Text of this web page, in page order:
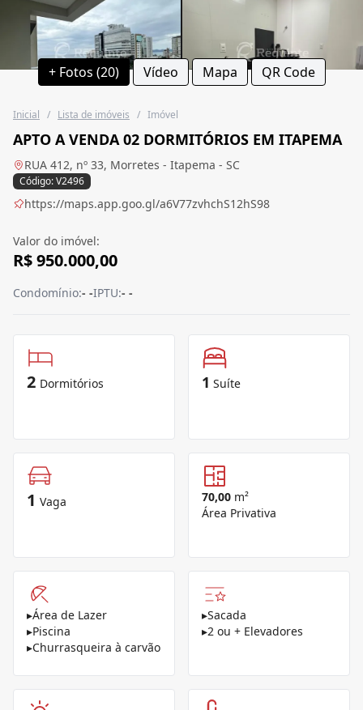
+ Fotos (20) Vídeo Mapa QR Code
Inicial / Lista de imóveis / Imóvel
APTO A VENDA 02 DORMITÓRIOS EM ITAPEMA
RUA 412, nº 33, Morretes - Itapema - SC
Código: V2496
https://maps.app.goo.gl/a6V77zvhchS12hS98
Valor do imóvel:
R$ 950.000,00
Condomínio:- -IPTU:- -
2 Dormitórios 1 Suíte
1 Vaga 70,00 m²
Área Privativa
▸Área de Lazer
▸Piscina
▸Churrasqueira à carvão
▸Sacada
▸2 ou + Elevadores